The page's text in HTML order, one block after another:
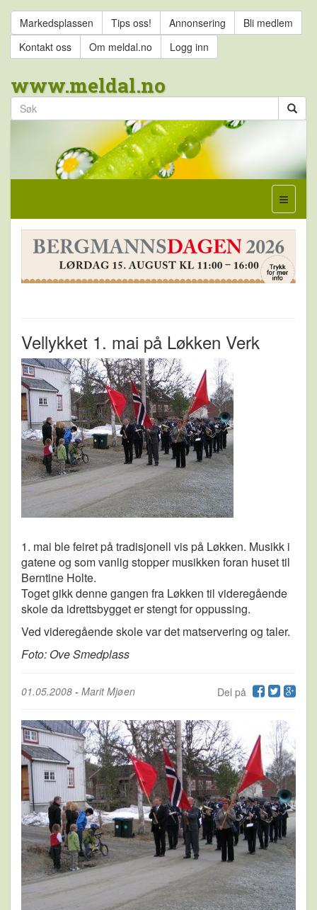
Markedsplassen Tips oss! Annonsering
Bli medlem
Kontakt oss
Om meldal.no Logg inn
www.meldal.no
Vellykket 1. mai på Løkken Verk
1. mai ble feiret på tradisjonell vis på Løkken. Musikk i
gatene og som vanlig stopper musikken foran huset til
Berntine Holte.
Toget gikk denne gangen fra Løkken til videregående
skole da idrettsbygget er stengt for oppussing.
Ved videregående skole var det matservering og taler.
Foto: Ove Smedplass
Del på
01.05.2008 - Marit Mjøen